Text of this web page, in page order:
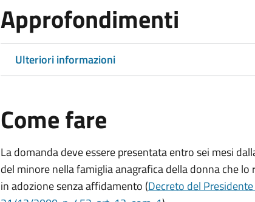
Approfondimenti
Ulteriori informazioni
Come fare
La domanda deve essere presentataentro sei mesi
del minore nella famiglia anagrafica della donna che
in adozione senza affidamento (Decreto del